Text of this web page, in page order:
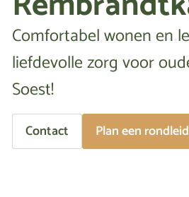
Comfortabel wonen en
liefdevolle zorg voor
Soest!
Contact Plan een